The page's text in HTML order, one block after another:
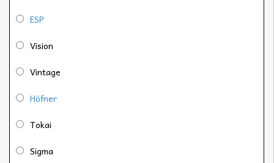
ESP
Vision
Vintage
Höfner
Tokai
Sigma